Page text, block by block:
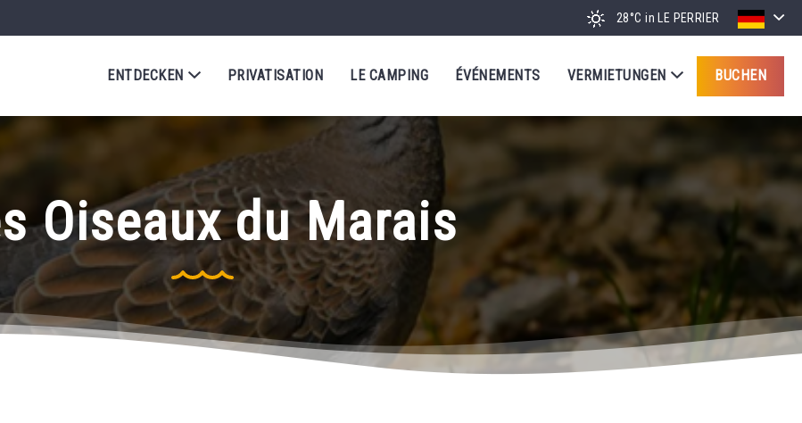
28°C in LE PERRIER
ENTDECKEN PRIVATISATION LE CAMPING ÉVÉNEMENTS VERMIETUNGEN BUCHEN
Oiseaux du Marais